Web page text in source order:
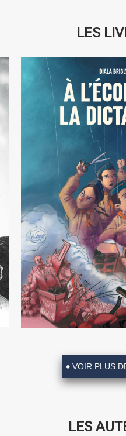
LES
A l’école de
Syrie tente de se
♦ VOIR PLUS
LES